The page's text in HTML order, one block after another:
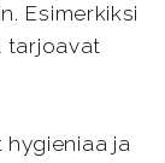
Esimerkiksi
tarjoavat
ja